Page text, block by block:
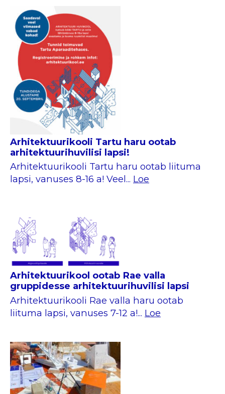
Arhitektuurikooli Tartu haru ootab
arhitektuurihuvilisi lapsi!
Arhitektuurikooli Tartu haru ootab liituma
lapsi, vanuses 8-16 a! Veel... Loe
Arhitektuurikool ootab Rae valla
gruppidesse arhitektuurihuvilisi lapsi
Arhitektuurikooli Rae valla haru ootab
liituma lapsi, vanuses 7-12 a!... Loe